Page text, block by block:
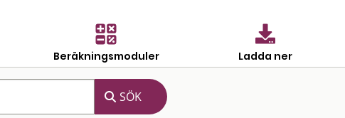
Beräkningsmoduler Ladda ner